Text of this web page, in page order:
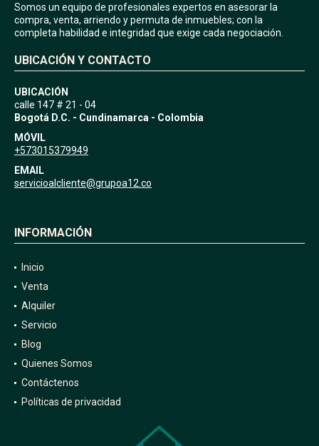
Somos un equipo de profesionales expertos en asesorar la
compra, venta, arriendo y permuta de inmuebles; con la
completa habilidad e integridad que exige cada negociación.
UBICACIÓN Y CONTACTO
UBICACIÓN
calle 147 # 21 - 04
Bogotá D.C. - Cundinamarca - Colombia
MÓVIL
+573015379949
EMAIL
servicioalcliente@grupoa12.co
INFORMACIÓN
Inicio
Venta
Alquiler
Servicio
Blog
Quienes Somos
Contáctenos
Políticas de privacidad